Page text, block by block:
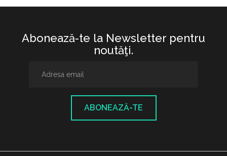
Abonează-te la Newsletter pentru
noutăţi.
ABONEAZĂ-TE